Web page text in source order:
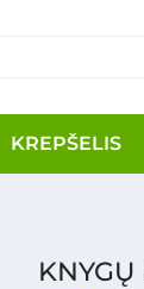
KREPŠELIS
KNYGŲ